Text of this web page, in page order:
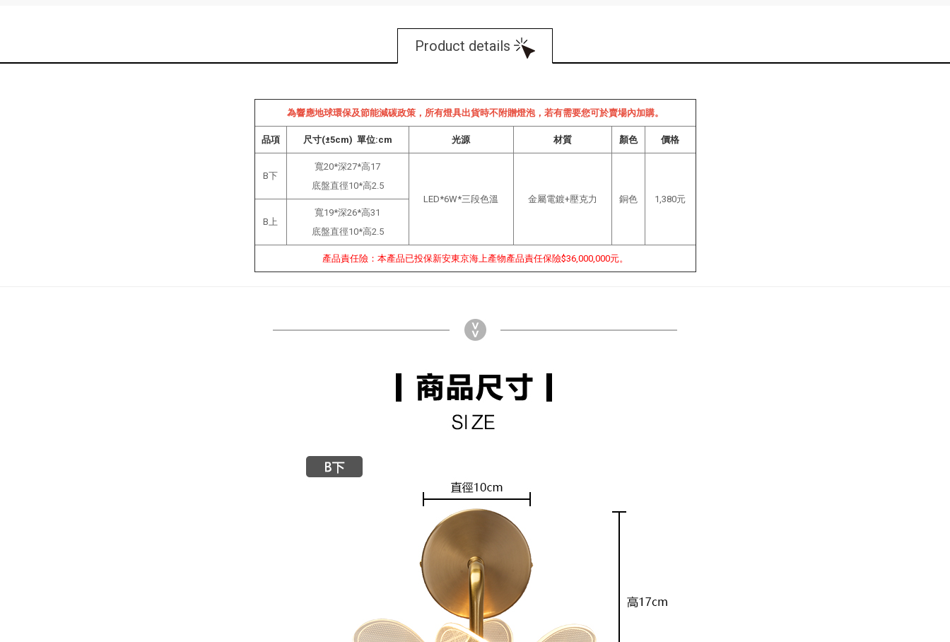
Product details
為響應地球環保及節能減碳政策，所有燈具出貨時不附贈燈泡，若有需要您可於賣場內加購。
品項 尺寸(±5cm) 單位:cm 光源 材質 顏色 價格
B下
寬20*深27*高17
底盤直徑10*高2.5
LED*6W*三段色溫
金屬電鍍+壓克力 銅色 1,380元
B上
寬19*深26*高31
底盤直徑10*高2.5
產品責任險：本產品已投保新安東京海上產物產品責任保險$36,000,000元。